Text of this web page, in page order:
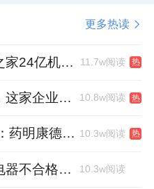
院（
医院）、四
不停运转，为心脏骤
肌炎患者争取宝贵的
援步伐显著加快。回
更多热读
家居卖场首单！居然之家24亿机构间REITs获深交所无异议函 11.7w阅读 热
藏在家居供应链深处，这家企业正在悄悄转型 10.8w阅读 热
从“市梦率”到“硬实力”：药明康德如何用业绩填平2021年估值鸿沟？ 10.3w阅读 热
重庆抽检44批次照明电器不合格，木林森全资子公司被点名 10.3w阅读